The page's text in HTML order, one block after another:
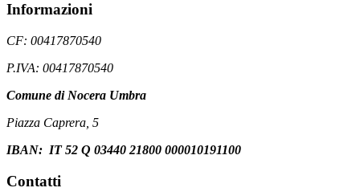
Informazioni
CF: 00417870540
P.IVA: 00417870540
Comune di Nocera Umbra
Piazza Caprera, 5
IBAN: IT 52 Q 03440 21800 000010191100
Contatti